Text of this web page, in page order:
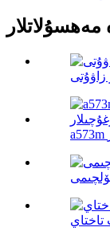
مەھسۇلاتلار
تاختاي